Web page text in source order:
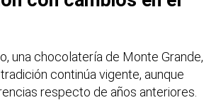
una chocolatería de Monte Grande,
continúa vigente, aunque
respecto de años anteriores.